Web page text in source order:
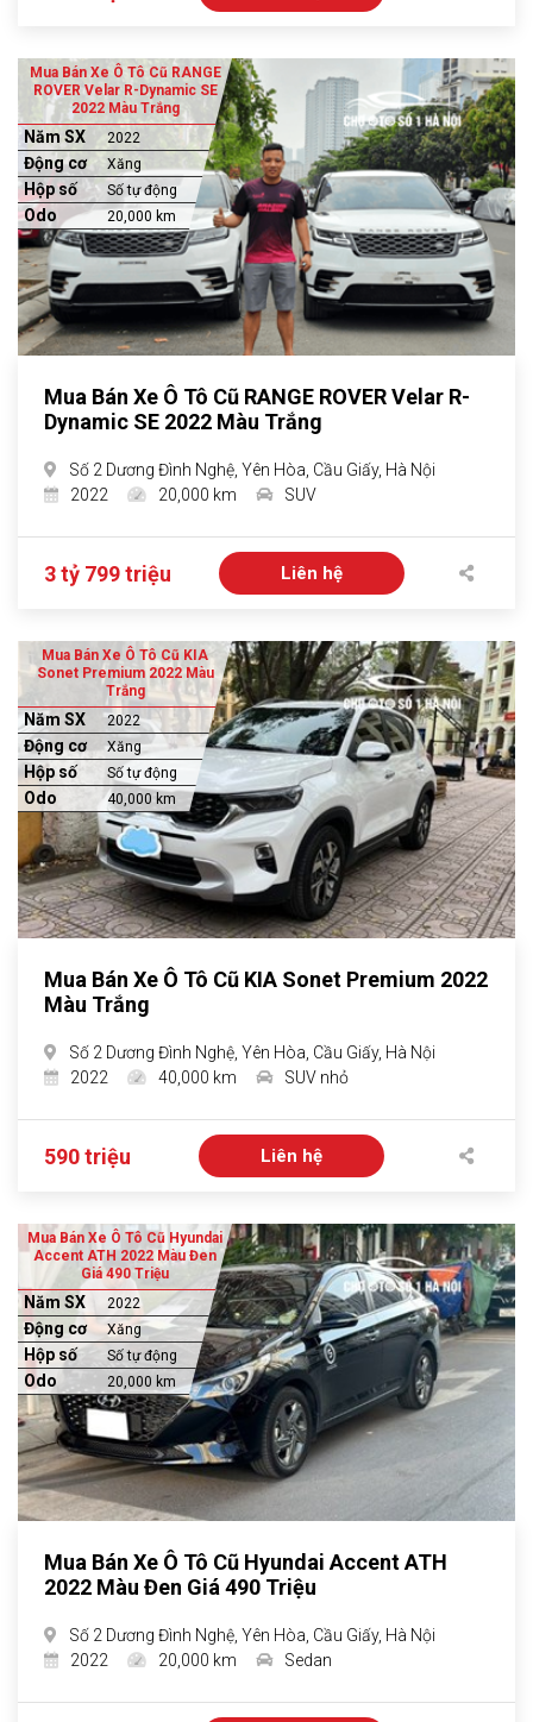
Mua Bán Xe Ô Tô Cũ RANGE
ROVER Velar R-Dynamic SE
2022 Màu Trắng
Năm SX 2022
Động cơ Xăng
Hộp số Số tự động
Odo 20,000 km
Mua Bán Xe Ô Tô Cũ RANGE ROVER Velar R-
Dynamic SE 2022 Màu Trắng
Số 2 Dương Đình Nghệ, Yên Hòa, Cầu Giấy, Hà Nội
2022
20,000 km SUV
3 tỷ 799 triệu Liên hệ
Mua Bán Xe Ô Tô Cũ KIA
Sonet Premium 2022 Màu
Trắng
Năm SX 2022
Động cơ Xăng
Hộp số Số tự động
Odo 40,000 km
Mua Bán Xe Ô Tô Cũ KIA Sonet Premium 2022
Màu Trắng
Số 2 Dương Đình Nghệ, Yên Hòa, Cầu Giấy, Hà Nội
2022
40,000 km SUV nhỏ
590 triệu Liên hệ
Mua Bán Xe Ô Tô Cũ Hyundai
Accent ATH 2022 Màu Đen
Giá 490 Triệu
Năm SX 2022
Động cơ Xăng
Hộp số Số tự động
Odo 20,000 km
Mua Bán Xe Ô Tô Cũ Hyundai Accent ATH
2022 Màu Đen Giá 490 Triệu
Số 2 Dương Đình Nghệ, Yên Hòa, Cầu Giấy, Hà Nội
2022
20,000 km Sedan